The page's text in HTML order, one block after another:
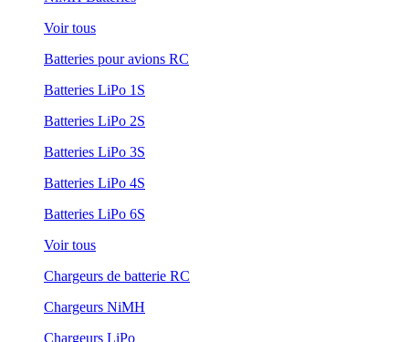
Voir tous
Batteries pour avions RC
Batteries LiPo 1S
Batteries LiPo 2S
Batteries LiPo 3S
Batteries LiPo 4S
Batteries LiPo 6S
Voir tous
Chargeurs de batterie RC
Chargeurs NiMH
Chargeurs LiPo